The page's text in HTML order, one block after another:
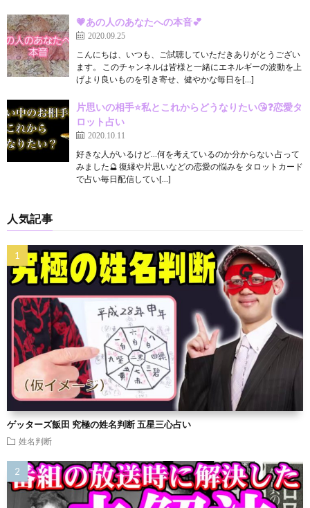
💗あの人のあなたへの本音💕
2020.09.25
こんにちは、いつも、ご試聴していただきありがとうござい
ます。 このチャンネルは皆様と一緒にエネルギーの波動を上
げより良いものを引き寄せ、健やかな毎日を[…]
片思いの相手⭐私とこれからどうなりたい😘❓恋愛タ
ロット占い
2020.10.11
好きな人がいるけど…何を考えているのか分からない 占って
みました🔮 復縁や片思いなどの恋愛の悩みを タロットカード
で占い毎日配信してい[…]
人気記事
ゲッターズ飯田 究極の姓名判断 五星三心占い
姓名判断